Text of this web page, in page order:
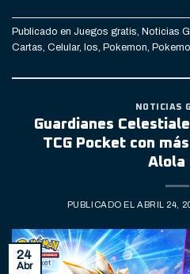
Publicado en Juegos gratis, Noticias
Cartas, Celular, Ios, Pokemon,
NOTICIAS
Guardianes
TCG Pocket con
Alola
PUBLICADO EL ABRIL 24,
24
Abr